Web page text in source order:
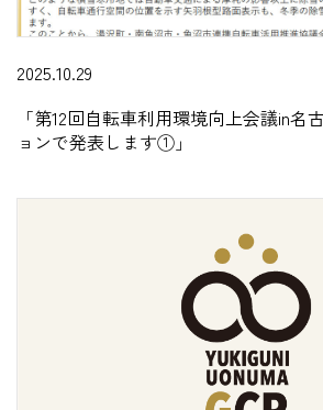
「第12回自転車利用環境向上会議in名
ョンで発表します①」
2025.10.29